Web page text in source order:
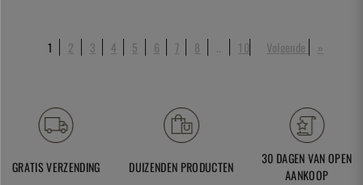
1 2 3 4 5 6 7 8 .. 10 Volgende »
GRATIS VERZENDING DUIZENDEN PRODUCTEN
30 DAGEN VAN OPEN
AANKOOP